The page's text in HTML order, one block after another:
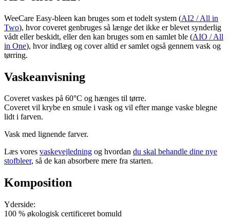
WeeCare Easy-bleen kan bruges som et todelt system (AI2 / All in
Two), hvor coveret genbruges så længe det ikke er blevet synderlig
vådt eller beskidt, eller den kan bruges som en samlet ble (AIO / All
in One), hvor indlæg og cover altid er samlet også gennem vask og
tørring.
Vaskeanvisning
Coveret vaskes på 60°C og hænges til tørre.
Coveret vil krybe en smule i vask og vil efter mange vaske blegne
lidt i farven.
Vask med lignende farver.
Læs vores vaskevejledning og hvordan du skal behandle dine nye
stofbleer, så de kan absorbere mere fra starten.
Komposition
Yderside:
100 % økologisk certificeret bomuld